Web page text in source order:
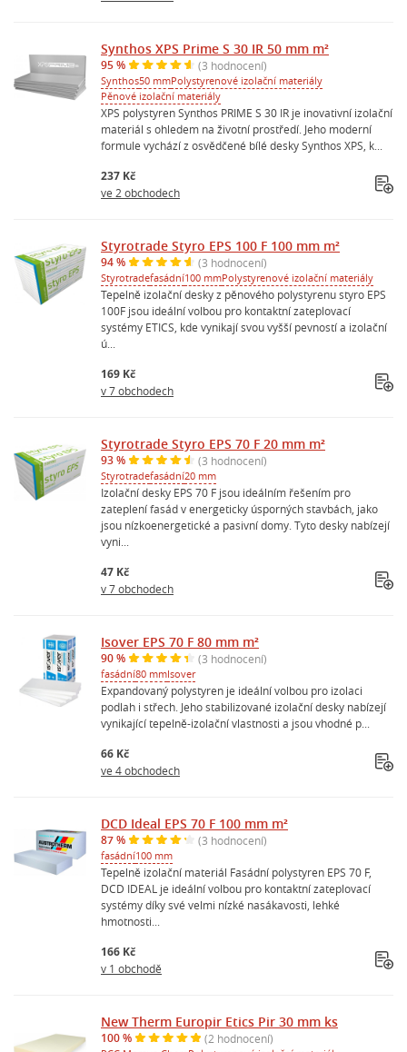
Synthos XPS Prime S 30 IR 50 mm m²
95 % (3 hodnocení)
Synthos50 mmPolystyrenové izolační materiály
Pěnové izolační materiály
XPS polystyren Synthos PRIME S 30 IR je inovativní izolační
materiál s ohledem na životní prostředí. Jeho moderní
formule vychází z osvědčené bílé desky Synthos XPS, k...
237 Kč
ve 2 obchodech
Styrotrade Styro EPS 100 F 100 mm m²
94 % (3 hodnocení)
Styrotradefasádní100 mmPolystyrenové izolační materiály
Tepelně izolační desky z pěnového polystyrenu styro EPS
100F jsou ideální volbou pro kontaktní zateplovací
systémy ETICS, kde vynikají svou vyšší pevností a izolační
ú...
169 Kč
v 7 obchodech
Styrotrade Styro EPS 70 F 20 mm m²
93 % (3 hodnocení)
Styrotradefasádní20 mm
Izolační desky EPS 70 F jsou ideálním řešením pro
zateplení fasád v energeticky úsporných stavbách, jako
jsou nízkoenergetické a pasivní domy. Tyto desky nabízejí
vyni...
47 Kč
v 7 obchodech
Isover EPS 70 F 80 mm m²
90 % (3 hodnocení)
fasádní80 mmIsover
Expandovaný polystyren je ideální volbou pro izolaci
podlah i střech. Jeho stabilizované izolační desky nabízejí
vynikající tepelně-izolační vlastnosti a jsou vhodné p...
66 Kč
ve 4 obchodech
DCD Ideal EPS 70 F 100 mm m²
87 % (3 hodnocení)
fasádní100 mm
Tepelně izolační materiál Fasádní polystyren EPS 70 F,
DCD IDEAL je ideální volbou pro kontaktní zateplovací
systémy díky své velmi nízké nasákavosti, lehké
hmotnosti...
166 Kč
v 1 obchodě
New Therm Europir Etics Pir 30 mm ks
100 % (2 hodnocení)